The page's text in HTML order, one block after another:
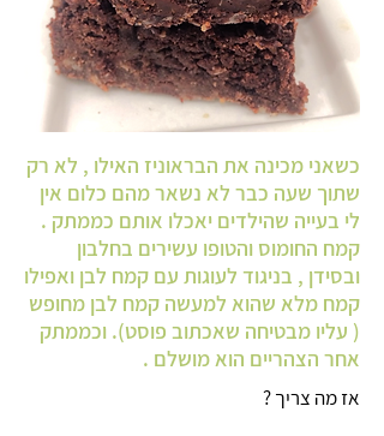
כשאני מכינה את הבראוניז האילו , לא רק
שתוך שעה כבר לא נשאר מהם כלום אין
לי בעייה שהילדים יאכלו אותם כממתק .
קמח החומוס והטופו עשירים בחלבון
ובסידן , בניגוד לעוגות עם קמח לבן ואפילו
קמח מלא שהוא למעשה קמח לבן מחופש
( עליו מבטיחה שאכתוב פוסט). וכממתק
אחר הצהריים הוא מושלם .
אז מה צריך ?